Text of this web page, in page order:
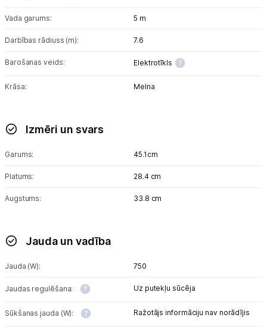
Skaistumkopšana
Sports un atpūta
Tehnikas izvešana
Tet pakalpojumi
Vada garums: 5 m
Darbības rādiuss (m): 7.6
Barošanas veids: Elektrotīkls
Krāsa: Melna
Izmēri un svars
Garums: 45.1cm
Platums: 28.4 cm
Augstums: 33.8 cm
Jauda un vadība
Jauda (W): 750
Jaudas regulēšana: Uz putekļu sūcēja
Sūkšanas jauda (W): Ražotājs informāciju nav norādījis